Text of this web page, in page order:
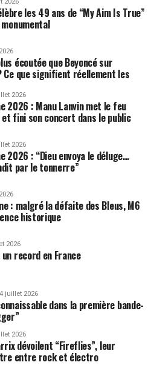
les 49 ans de “My Aim Is True”
écoutée que Beyoncé sur
Ce que signifient réellement les
2026
2026 : Manu Lanvin met le feu
fini son concert dans le public
2026
2026 : “Dieu envoya le déluge…
par le tonnerre”
: malgré la défaite des Bleus, M6
historique
2026
un record en France
juillet 2026
dans la première bande-
2026
dévoilent “Fireflies”, leur
entre rock et électro